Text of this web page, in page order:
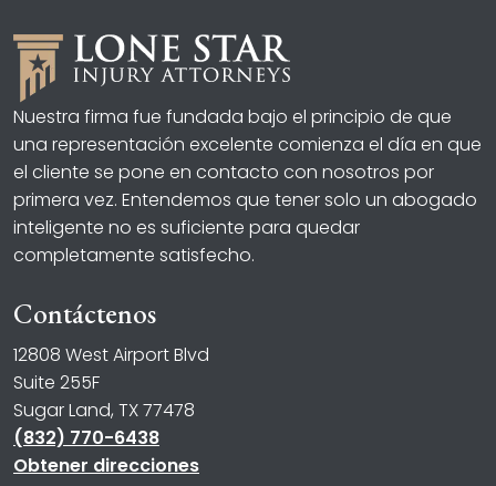
Nuestra firma fue fundada bajo el principio de que
una representación excelente comienza el día en que
el cliente se pone en contacto con nosotros por
primera vez. Entendemos que tener solo un abogado
inteligente no es suficiente para quedar
completamente satisfecho.
Contáctenos
12808 West Airport Blvd
Suite 255F
Sugar Land, TX 77478
(832) 770-6438
Obtener direcciones